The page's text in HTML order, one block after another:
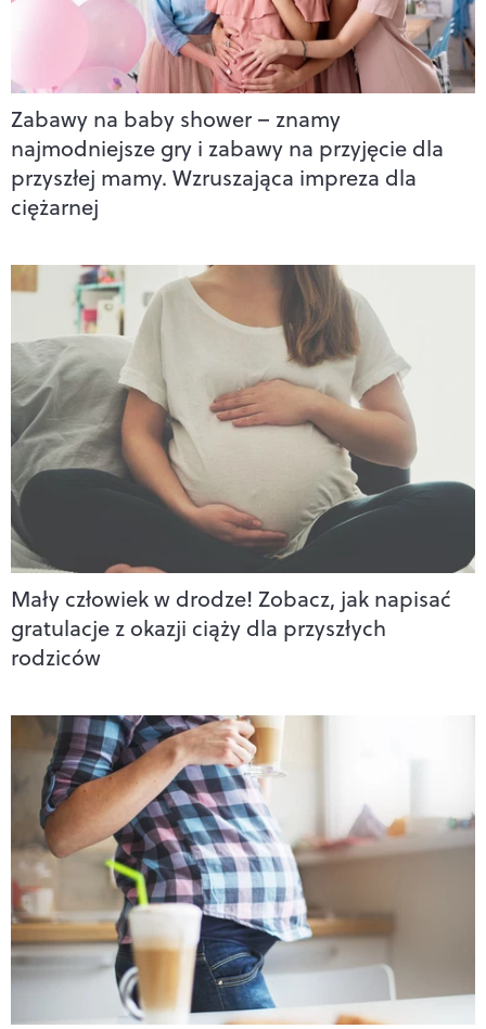
Zabawy na baby shower – znamy
najmodniejsze gry i zabawy na przyjęcie dla
przyszłej mamy. Wzruszająca impreza dla
ciężarnej
Mały człowiek w drodze! Zobacz, jak napisać
gratulacje z okazji ciąży dla przyszłych
rodziców